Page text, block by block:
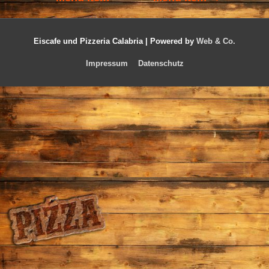
Eiscafe und Pizzeria Calabria | Powered by Web & Co.
Impressum Datenschutz